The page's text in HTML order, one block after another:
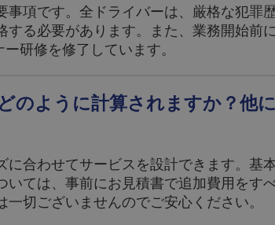
項です。全ドライバーは、厳格な犯罪
する必要があります。また、業務開始
研修を修了しています。
のように計算されますか？他
に合わせてサービスを設計できます。基
いては、事前にお見積書で追加費用をす
一切ございませんのでご安心ください。